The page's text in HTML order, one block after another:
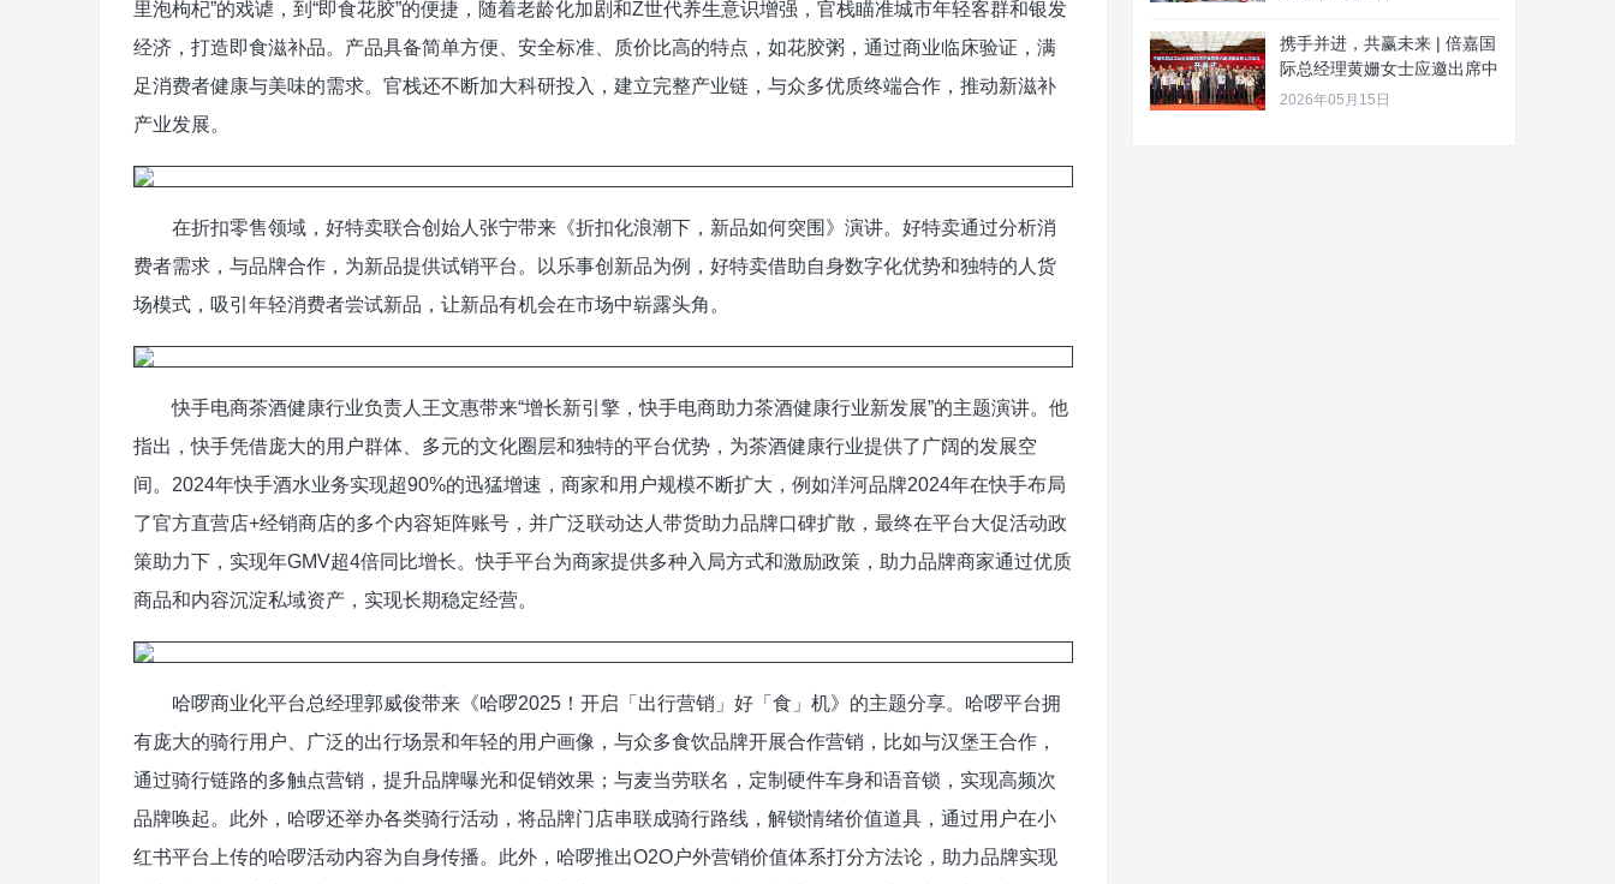
里泡枸杞”的戏谑，到“即食花胶”的便捷，随着老龄化加剧和Z世代养生意识增强，官栈瞄准城市年轻客群和银发
经济，打造即食滋补品。产品具备简单方便、安全标准、质价比高的特点，如花胶粥，通过商业临床验证，满
足消费者健康与美味的需求。官栈还不断加大科研投入，建立完整产业链，与众多优质终端合作，推动新滋补
产业发展。
在折扣零售领域，好特卖联合创始人张宁带来《折扣化浪潮下，新品如何突围》演讲。好特卖通过分析消
费者需求，与品牌合作，为新品提供试销平台。以乐事创新品为例，好特卖借助自身数字化优势和独特的人货
场模式，吸引年轻消费者尝试新品，让新品有机会在市场中崭露头角。
快手电商茶酒健康行业负责人王文惠带来“增长新引擎，快手电商助力茶酒健康行业新发展”的主题演讲。他
指出，快手凭借庞大的用户群体、多元的文化圈层和独特的平台优势，为茶酒健康行业提供了广阔的发展空
间。2024年快手酒水业务实现超90%的迅猛增速，商家和用户规模不断扩大，例如洋河品牌2024年在快手布局
了官方直营店+经销商店的多个内容矩阵账号，并广泛联动达人带货助力品牌口碑扩散，最终在平台大促活动政
策助力下，实现年GMV超4倍同比增长。快手平台为商家提供多种入局方式和激励政策，助力品牌商家通过优质
商品和内容沉淀私域资产，实现长期稳定经营。
哈啰商业化平台总经理郭威俊带来《哈啰2025！开启「出行营销」好「食」机》的主题分享。哈啰平台拥
有庞大的骑行用户、广泛的出行场景和年轻的用户画像，与众多食饮品牌开展合作营销，比如与汉堡王合作，
通过骑行链路的多触点营销，提升品牌曝光和促销效果；与麦当劳联名，定制硬件车身和语音锁，实现高频次
品牌唤起。此外，哈啰还举办各类骑行活动，将品牌门店串联成骑行路线，解锁情绪价值道具，通过用户在小
红书平台上传的哈啰活动内容为自身传播。此外，哈啰推出O2O户外营销价值体系打分方法论，助力品牌实现
携手并进，共赢未来 | 倍嘉国
际总经理黄姗女士应邀出席中
2026年05月15日